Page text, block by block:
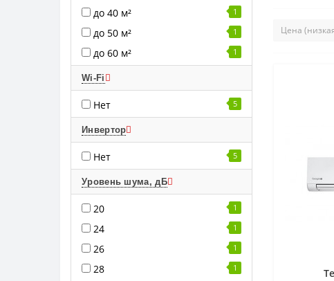
до 40 м² 1
до 50 м² 1
до 60 м² 1
Wi-Fi
Нет 5
Инвертор
Нет 5
Уровень шума, дБ
20 1
24 1
26 1
28 1